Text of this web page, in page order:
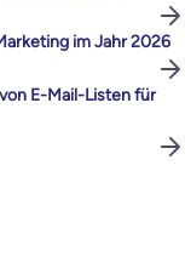
im Jahr 2026
E-Mail-Listen für